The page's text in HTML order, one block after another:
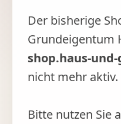
Der bisherige
Grundeigentum
shop.haus-
nicht mehr aktiv.
Bitte nutzen Sie